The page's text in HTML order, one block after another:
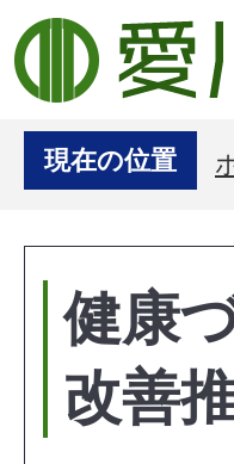
現在の位置
健康
改善